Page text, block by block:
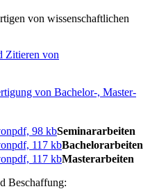
von wissenschaftlichen
Zitieren von
von Bachelor-, Master-
pdf, 98 kbSeminararbeiten
pdf, 117 kbBachelorarbeiten
pdf, 117 kbMasterarbeiten
Beschaffung: